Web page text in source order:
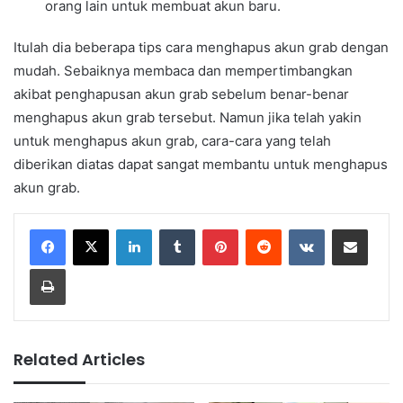
orang lain untuk membuat akun baru.
Itulah dia beberapa tips cara menghapus akun grab dengan
mudah. Sebaiknya membaca dan mempertimbangkan
akibat penghapusan akun grab sebelum benar-benar
menghapus akun grab tersebut. Namun jika telah yakin
untuk menghapus akun grab, cara-cara yang telah
diberikan diatas dapat sangat membantu untuk menghapus
akun grab.
LinkedInTumblr PinterestReddit VKontakteShare via Email
Print
Related Articles